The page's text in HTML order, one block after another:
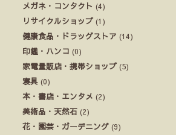
メガネ・コンタクト (4)
リサイクルショップ (1)
健康食品・ドラッグストア (14)
印鑑・ハンコ (0)
家電量販店・携帯ショップ (5)
寝具 (0)
本・書店・エンタメ (2)
美術品・天然石 (2)
花・園芸・ガーデニング (9)